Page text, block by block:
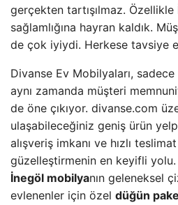
gerçekten tartışılmaz. Özellikle
sağlamlığına hayran kaldık.
de çok iyiydi. Herkese tavsiye
Divanse Ev Mobilyaları,
aynı zamanda müşteri
de öne çıkıyor. divanse.com
ulaşabileceğiniz geniş ürün
alışveriş imkanı ve hızlı
güzelleştirmenin en keyifli yolu.
İnegöl mobilyanın geleneksel
evlenenler için özel düğün